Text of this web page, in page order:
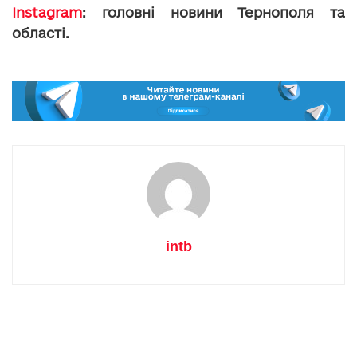
Instagram: головні новини Тернополя та
області.
intb